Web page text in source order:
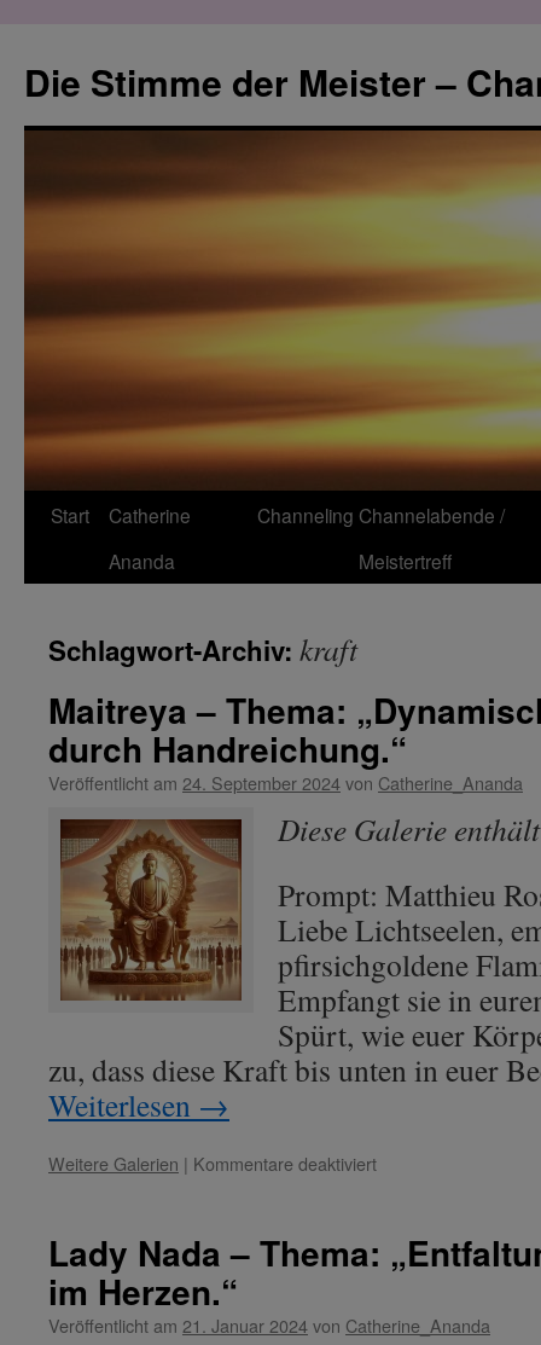
springen
Die Stimme der Meister –
Start
Catherine
Ananda
Channeling Channelabende /
Meistertreff
Schlagwort-Archiv: kraft
Maitreya – Thema:
durch Handreichung.“
Veröffentlicht am 24. September 2024von Catherine_Ananda
Diese Galerie
Prompt: Matthieu
Liebe Lichtseelen,
pfirsichgoldene
Empfangt sie in
Spürt, wie euer
zu, dass diese Kraft bis unten in euer
Weiterlesen →
Weitere Galerien | Kommentare deaktiviertfür
„Dynamische
Handreichung.“
Lady Nada – Thema:
im Herzen.“
Veröffentlicht am 21. Januar 2024von Catherine_Ananda